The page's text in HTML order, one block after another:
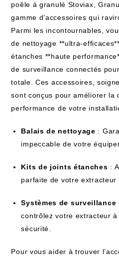
poêle à granulé Stoviax,
gamme d’accessoires qui
Parmi les incontournables,
de nettoyage **ultra-
étanches **haute
de surveillance connectés
totale. Ces accessoires,
sont conçus pour améliorer la
performance de votre
Balais de nettoyage :
impeccable de votre
Kits de joints étanches :
parfaite de votre extracteur
Systèmes de surveillance
contrôlez votre extracteur
sécurité.
Pour vous aider à trouver